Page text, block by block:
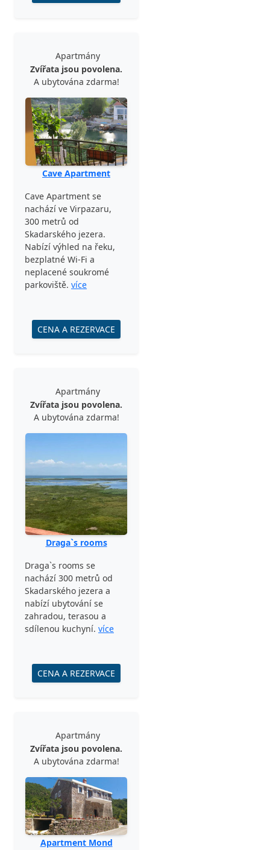
Apartmány
Zvířata jsou povolena.
A ubytována zdarma!
Cave Apartment
Cave Apartment se
nachází ve Virpazaru,
300 metrů od
Skadarského jezera.
Nabízí výhled na řeku,
bezplatné Wi-Fi a
neplacené soukromé
parkoviště. více
CENA A REZERVACE
Apartmány
Zvířata jsou povolena.
A ubytována zdarma!
Draga`s rooms
Draga`s rooms se
nachází 300 metrů od
Skadarského jezera a
nabízí ubytování se
zahradou, terasou a
sdílenou kuchyní. více
CENA A REZERVACE
Apartmány
Zvířata jsou povolena.
A ubytována zdarma!
Apartment Mond